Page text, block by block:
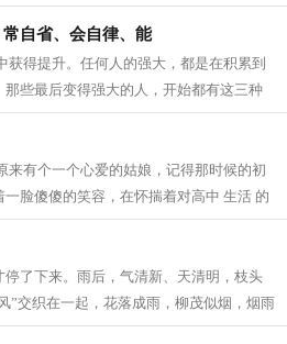
，月...
自省、会自律、能
获得提升。任何人的强大，都是在积累到
些最后变得强大的人，开始都有这三种
的境...
来有个一个心爱的姑娘，记得那时候的初
脸傻傻的笑容，在怀揣着对高中 生活 的
老师...
了下来。雨后，气清新、天清明，枝头
”交织在一起，花落成雨，柳茂似烟，烟雨
...